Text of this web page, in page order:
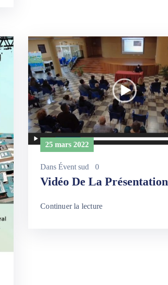
25 mars 2022
Dans Évent sud 0
Vidéo De La Présentation
Continuer la lecture